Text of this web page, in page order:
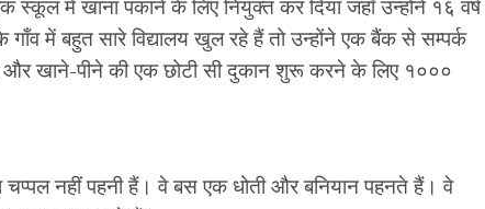
में खाना पकाने के लिए नियुक्त कर दिया जहाँ उन्होंने १६ वर्ष
में बहुत सारे विद्यालय खुल रहे हैं तो उन्होंने एक बैंक से सम्पर्क
और खाने-पीने की एक छोटी सी दुकान शुरू करने के लिए १०००
नहीं पहनी हैं। वे बस एक धोती और बनियान पहनते हैं। वे